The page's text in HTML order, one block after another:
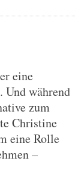
eine
während
zum
Christine
eine Rolle
–